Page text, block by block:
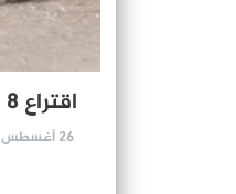
اقتراع 8 شتنبر.. انطلاق الحملة الانتخابية اليوم الخميس وفق تدابير خاصة
26 أغسطس 2021 - 7:08